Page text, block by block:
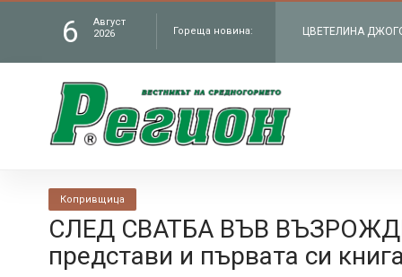
6
Август
2026
Гореща новина: ЧИТАЛИЩЕТО В
Петрич
ЦВЕТЕЛИНА
Копривщица
СЛЕД СВАТБА ВЪВ
представи и първата си книга